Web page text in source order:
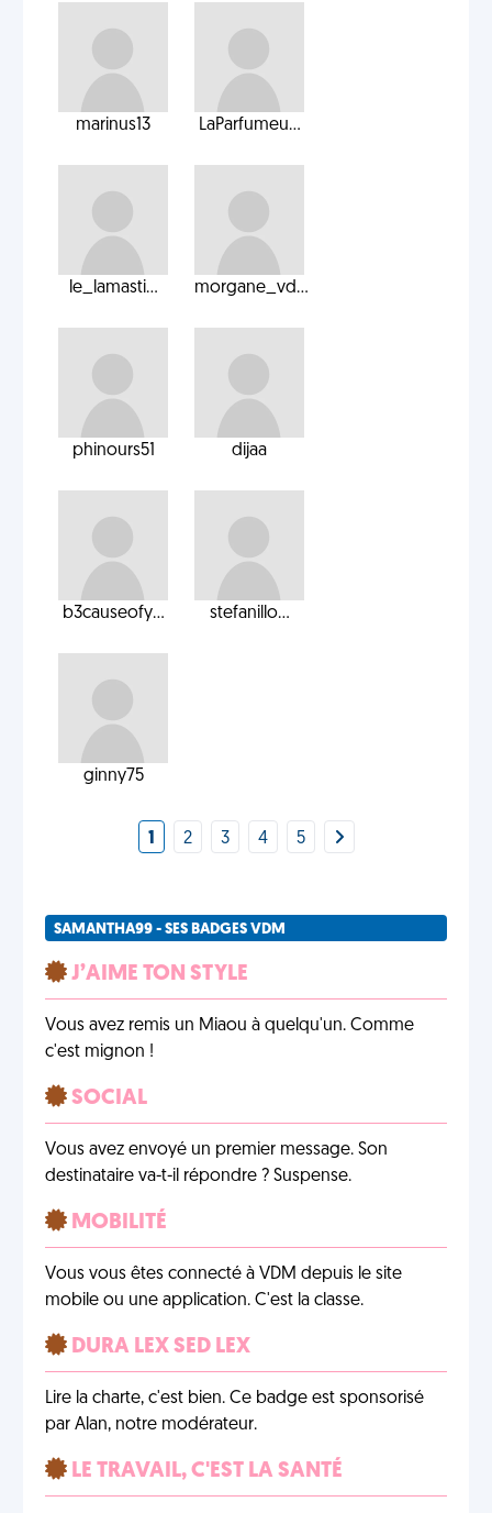
marinus13 LaParfumeu...
le_lamasti... morgane_vd...
phinours51 dijaa
b3causeofy... stefanillo...
ginny75
1 2 3 4 5
SAMANTHA99 - SES BADGES VDM
J’AIME TON STYLE
Vous avez remis un Miaou à quelqu'un. Comme
c'est mignon !
SOCIAL
Vous avez envoyé un premier message. Son
destinataire va-t-il répondre ? Suspense.
MOBILITÉ
Vous vous êtes connecté à VDM depuis le site
mobile ou une application. C'est la classe.
DURA LEX SED LEX
Lire la charte, c'est bien. Ce badge est sponsorisé
par Alan, notre modérateur.
LE TRAVAIL, C'EST LA SANTÉ